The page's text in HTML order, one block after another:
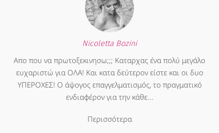
Nicoletta Bozini
Απο που να πρωτοξεκινησω;;; Καταρχας ένα πολύ μεγάλο
ευχαριστώ για ΟΛΑ! Και κατα δεύτερον είστε και οι δυο
ΥΠΕΡΟΧΕΣ! Ο άψογος επαγγελματισμός, το πραγματικό
ενδιαφέρον για την κάθε...
Περισσότερα